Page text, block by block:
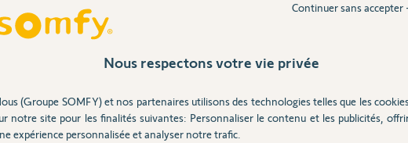
en lien avec le serveur, si vous avez toujours le
de votre PC et essayez de vider cache et
Nous respectons votre vie privée
(Groupe SOMFY) et nos partenaires utilisons des technologies telles que les
notre site pour les finalités suivantes: Personnaliser le contenu et les publicités,
expérience personnalisée et analyser notre trafic.
Continuer sans accepter